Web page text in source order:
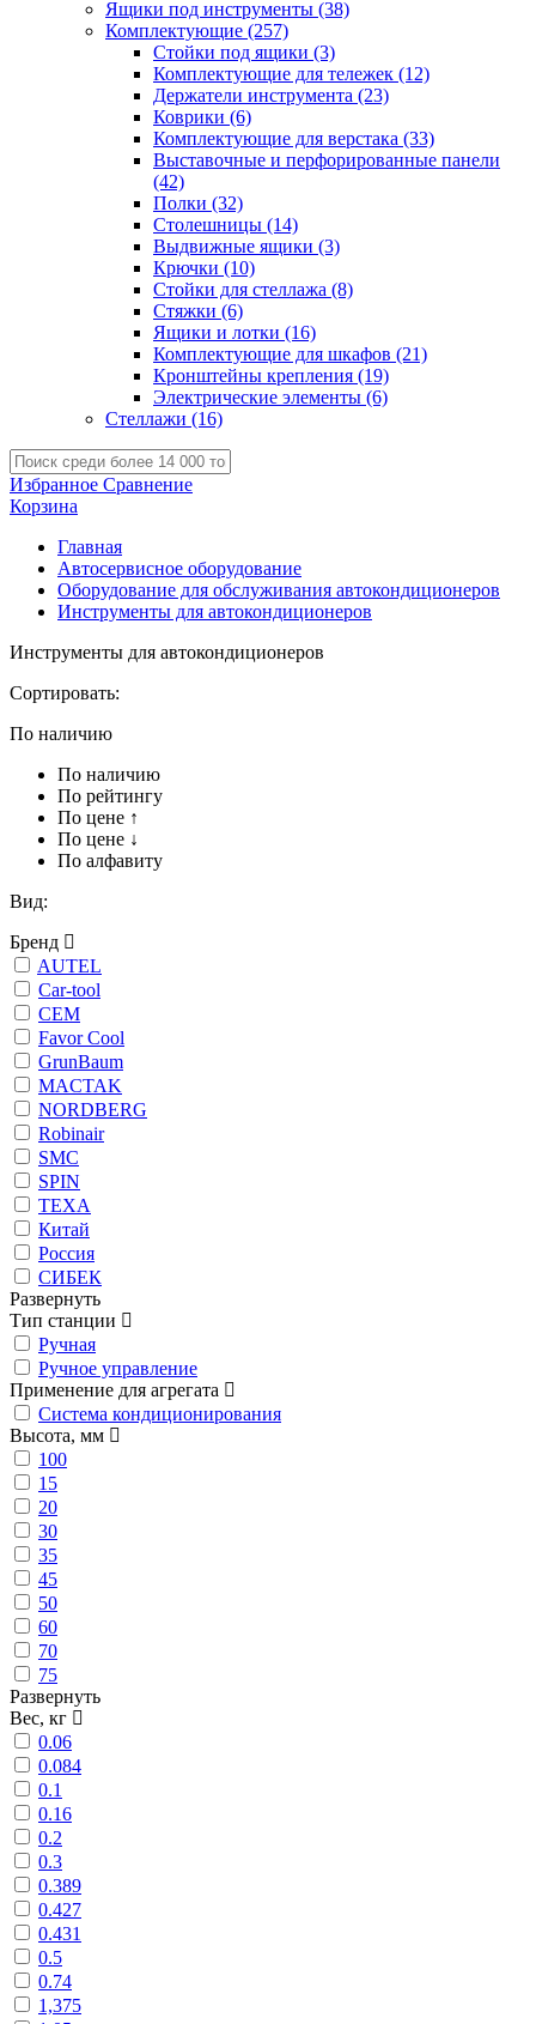
Ящики под инструменты (38)
Комплектующие (257)
Стойки под ящики (3)
Комплектующие для тележек (12)
Держатели инструмента (23)
Коврики (6)
Комплектующие для верстака (33)
Выставочные и перфорированные панели
(42)
Полки (32)
Столешницы (14)
Выдвижные ящики (3)
Крючки (10)
Стойки для стеллажа (8)
Стяжки (6)
Ящики и лотки (16)
Комплектующие для шкафов (21)
Кронштейны крепления (19)
Электрические элементы (6)
Стеллажи (16)
Избранное Сравнение
Корзина
Главная
Автосервисное оборудование
Оборудование для обслуживания автокондиционеров
Инструменты для автокондиционеров
Инструменты для автокондиционеров
Сортировать:
По наличию
По наличию
По рейтингу
По цене ↑
По цене ↓
По алфавиту
Вид:
Бренд
AUTEL
Car-tool
CEM
Favor Cool
GrunBaum
MACTAK
NORDBERG
Robinair
SMC
SPIN
TEXA
Китай
Россия
СИБЕК
Развернуть
Тип станции
Ручная
Ручное управление
Применение для агрегата
Система кондиционирования
Высота, мм
100
15
20
30
35
45
50
60
70
75
Развернуть
Вес, кг
0.06
0.084
0.1
0.16
0.2
0.3
0.389
0.427
0.431
0.5
0.74
1,375